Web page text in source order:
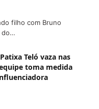
filho com Bruno
do…
Teló vaza nas
toma medida